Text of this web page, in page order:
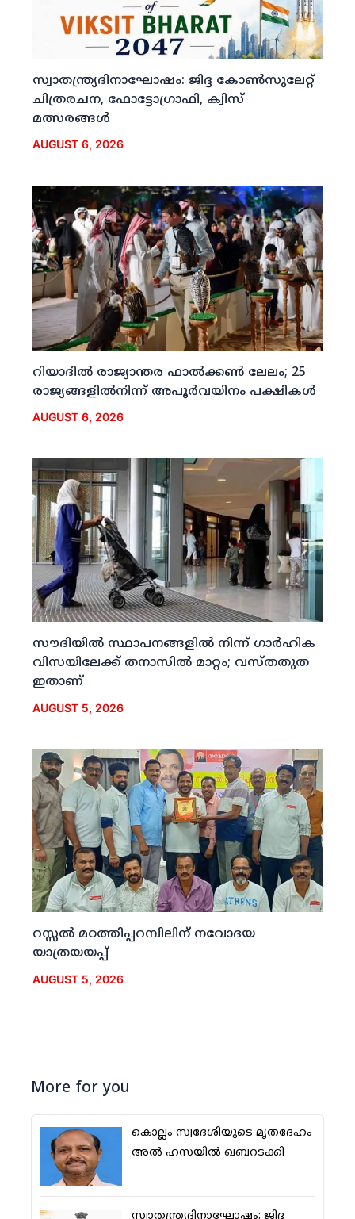
സ്വാതന്ത്ര്യദിനാഘോഷം: ജിദ്ദ കോണ്‍സുലേറ്റ്
ചിത്രരചന, ഫോട്ടോഗ്രാഫി, ക്വിസ്
മത്സരങ്ങള്‍
AUGUST 6, 2026
റിയാദില്‍ രാജ്യാന്തര ഫാല്‍ക്കണ്‍ ലേലം; 25
രാജ്യങ്ങളില്‍നിന്ന് അപൂര്‍വയിനം പക്ഷികള്‍
AUGUST 6, 2026
സൗദിയില്‍ സ്ഥാപനങ്ങളില്‍ നിന്ന് ഗാര്‍ഹിക
വിസയിലേക്ക് തനാസില്‍ മാറ്റം; വസ്തതുത
ഇതാണ്
AUGUST 5, 2026
റസ്സല്‍ മഠത്തിപ്പറമ്പിലിന് നവോദയ
യാത്രയയപ്പ്
AUGUST 5, 2026
More for you
കൊല്ലം സ്വദേശിയുടെ മൃതദേഹം
അല്‍ ഹസയില്‍ ഖബറടക്കി
സ്വാതന്ത്ര്യദിനാഘോഷം: ജിദ്ദ